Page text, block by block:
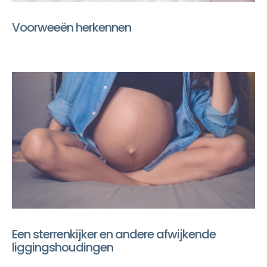
Voorweeën herkennen
Een sterrenkijker en andere afwijkende
liggingshoudingen